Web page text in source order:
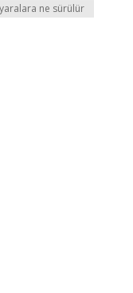
yaralara ne sürülür